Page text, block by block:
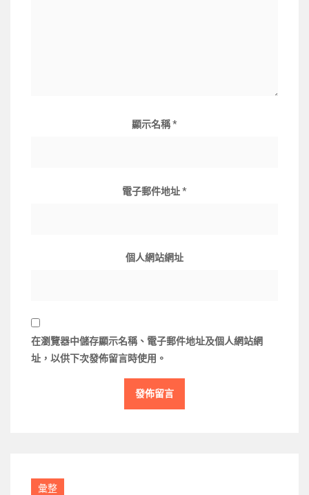
顯示名稱*
電子郵件地址*
個人網站網址
在瀏覽器中儲存顯示名稱、電子郵件地址及個人網站網
址，以供下次發佈留言時使用。
彙整